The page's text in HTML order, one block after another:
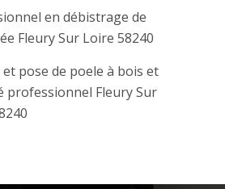
en débistrage de
Fleury Sur Loire 58240
pose de poele à bois et
professionnel Fleury Sur